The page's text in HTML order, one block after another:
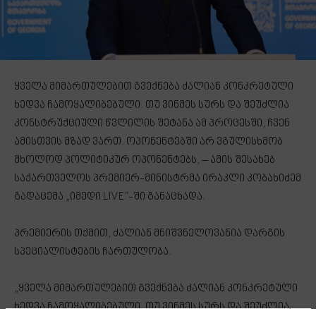
ყველა მიმართულებით გვექნება ძალიან კონკრეტული
ხედვა ჩამოყალიბებული. თუ ვინმეს სურს და შეუძლია
კონსტრუქციული წვლილის შეტანა ამ პროცესში, ჩვენ
ამისთვის მზად ვართ. ოპონენტებში არ ვგულისხმობ
მხოლოდ პოლიტიკურ ოპონენტებს, – ამის შესახებ
საქართველოს პრემიერ-მინისტრმა ირაკლი კობახიძემ
გადაცემა „იმედი LIVE”-ში განაცხადა.
პრემიერის თქმით, ძალიან მნიშვნელოვანია დარგის
სპეციალისტების ჩართულობა.
„ყველა მიმართულებით გვექნება ძალიან კონკრეტული